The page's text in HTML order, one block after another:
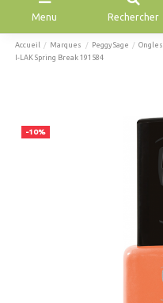
Menu Rechercher
Accueil Marques Peggy Sage Ongles
I-LAK Spring Break 191584
-10%